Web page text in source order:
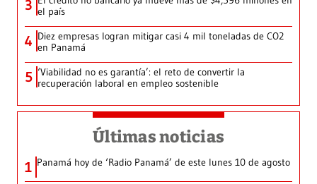
3 el país
4 Diez empresas logran mitigar casi 4 mil toneladas de CO2
en Panamá
5 ‘Viabilidad no es garantía’: el reto de convertir la
recuperación laboral en empleo sostenible
Últimas noticias
1 Panamá hoy de ‘Radio Panamá’ de este lunes 10 de agosto